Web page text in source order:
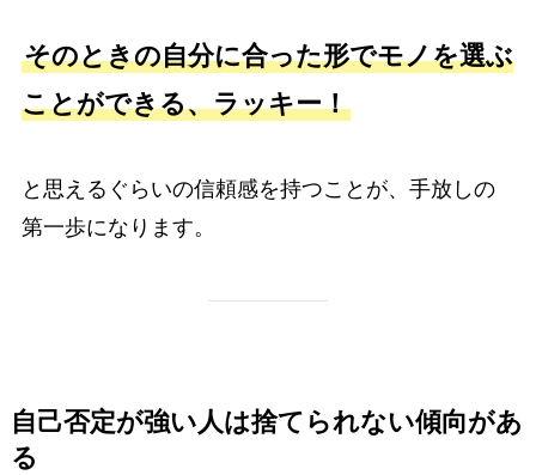
そのときの自分に合った形でモノを選ぶ
ことができる、ラッキー！
と思えるぐらいの信頼感を持つことが、手放しの
第一歩になります。
自己否定が強い人は捨てられない傾向があ
る